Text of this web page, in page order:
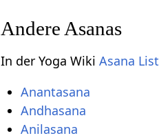
Andere Asanas
In der Yoga WikiAsana
Anantasana
Andhasana
Anilasana